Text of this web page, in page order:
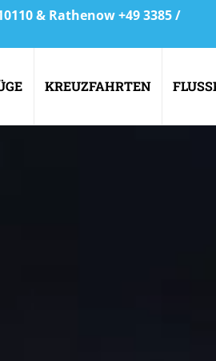
& Rathenow +49 3385 /
KREUZFAHRTEN